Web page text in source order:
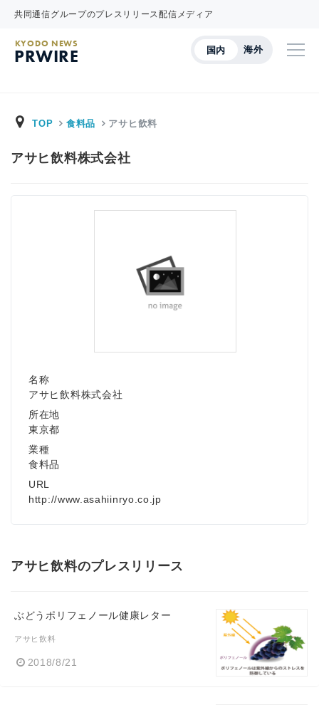
共同通信グループのプレスリリース配信メディア
国内 海外
KYODO NEWS
PRWIRE
TOP 食料品 アサヒ飲料
アサヒ飲料株式会社
名称
アサヒ飲料株式会社
所在地
東京都
業種
食料品
URL
http://www.asahiinryo.co.jp
アサヒ飲料のプレスリリース
ぶどうポリフェノール健康レター
アサヒ飲料
2018/8/21